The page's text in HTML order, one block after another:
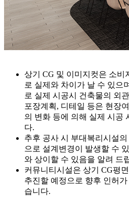
상기 CG 및 이미지컷은 소비
로 실제와 차이가 날 수 있으
로 실제 시공시 건축물의 외
포장계획, 디테일 등은 현장
의 변화 등에 의해 실제 시공
다.
추후 공사 시 부대복리시설
으로 설계변경이 발생할 수
와 상이할 수 있음을 알려 드
커뮤니티시설은 상기 CG평
추진할 예정으로 향후 인허
습니다.